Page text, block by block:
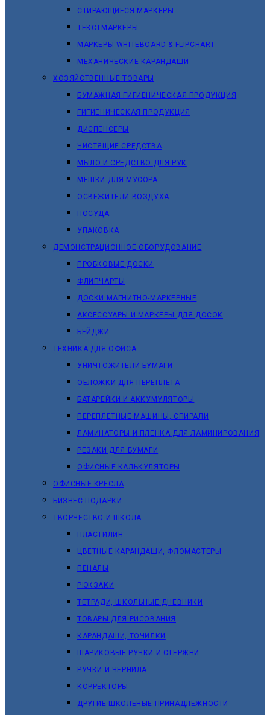
СТИРАЮЩИЕСЯ МАРКЕРЫ
ТЕКСТМАРКЕРЫ
МАРКЕРЫ WHITEBOARD & FLIPCHART
МЕХАНИЧЕСКИЕ КАРАНДАШИ
ХОЗЯЙСТВЕННЫЕ ТОВАРЫ
БУМАЖНАЯ ГИГИЕНИЧЕСКАЯ ПРОДУКЦИЯ
ГИГИЕНИЧЕСКАЯ ПРОДУКЦИЯ
ДИСПЕНСЕРЫ
ЧИСТЯЩИЕ СРЕДСТВА
МЫЛО И СРЕДСТВО ДЛЯ РУК
МЕШКИ ДЛЯ МУСОРА
ОСВЕЖИТЕЛИ ВОЗДУХА
ПОСУДА
УПАКОВКА
ДЕМОНСТРАЦИОННОЕ ОБОРУДОВАНИЕ
ПРОБКОВЫЕ ДОСКИ
ФЛИПЧАРТЫ
ДОСКИ МАГНИТНО-МАРКЕРНЫЕ
АКСЕССУАРЫ И МАРКЕРЫ ДЛЯ ДОСОК
БЕЙДЖИ
ТЕХНИКА ДЛЯ ОФИСА
УНИЧТОЖИТЕЛИ БУМАГИ
ОБЛОЖКИ ДЛЯ ПЕРЕПЛЕТА
БАТАРЕЙКИ И АККУМУЛЯТОРЫ
ПЕРЕПЛЕТНЫЕ МАШИНЫ, СПИРАЛИ
ЛАМИНАТОРЫ И ПЛЕНКА ДЛЯ ЛАМИНИРОВАНИЯ
РЕЗАКИ ДЛЯ БУМАГИ
ОФИСНЫЕ КАЛЬКУЛЯТОРЫ
ОФИСНЫЕ КРЕСЛА
БИЗНЕС ПОДАРКИ
ТВОРЧЕСТВО И ШКОЛА
ПЛАСТИЛИН
ЦВЕТНЫЕ КАРАНДАШИ, ФЛОМАСТЕРЫ
ПЕНАЛЫ
РЮКЗАКИ
ТЕТРАДИ, ШКОЛЬНЫЕ ДНЕВНИКИ
ТОВАРЫ ДЛЯ РИСОВАНИЯ
КАРАНДАШИ, ТОЧИЛКИ
ШАРИКОВЫЕ РУЧКИ И СТЕРЖНИ
РУЧКИ И ЧЕРНИЛА
КОРРЕКТОРЫ
ДРУГИЕ ШКОЛЬНЫЕ ПРИНАДЛЕЖНОСТИ